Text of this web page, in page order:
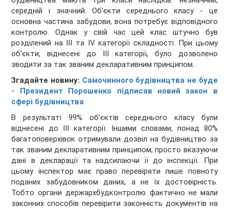
середній і значний. Об'єкти середнього класу - це
основна частина забудови, вона потребує відповідного
контролю. Однак у свій час цей клас штучно був
розділений на III та IV категорії складності. При цьому
об'єкти, віднесені до III категорії, було дозволено
зводити за так званим декларативним принципом.
Згадайте новину: Самочинного будівництва не буде
- Президент Порошенко підписав новий закон в
сфері будівництва
В результаті 99% об'єктів середнього класу були
віднесені до III категорії. Іншими словами, понад 80%
багатоповерхівок отримували дозвіл на будівництво за
так званим декларативним принципом, просто вказуючи
дані в декларації та надсилаючи її до інспекції. При
цьому інспектор має право перевіряти лише повноту
поданих забудовником даних, а не їх достовірність.
Тобто органи держархбудконтролю фактично не мали
законних способів перевірити законність документів на